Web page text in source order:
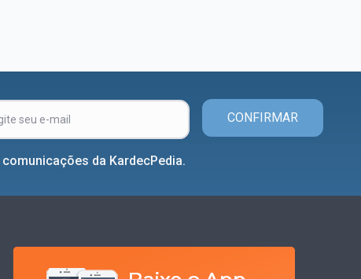
CONFIRMAR
da KardecPedia.